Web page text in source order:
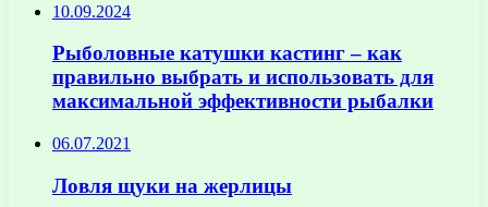
10.09.2024
Рыболовные катушки кастинг – как
правильно выбрать и использовать для
максимальной эффективности рыбалки
06.07.2021
Ловля щуки на жерлицы